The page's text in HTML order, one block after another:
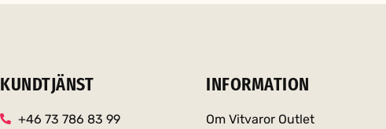
KUNDTJÄNST
+46 73 786 83 99
INFORMATION
Om Vitvaror Outlet